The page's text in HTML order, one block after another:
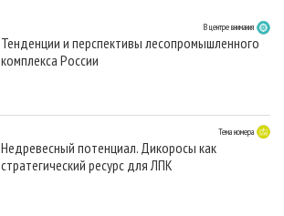
В центре внимания
Тенденции и перспективы лесопромышленного
комплекса России
Тема номера
Недревесный потенциал. Дикоросы как
стратегический ресурс для ЛПК